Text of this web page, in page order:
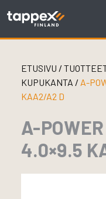
ETUSIVU /
KUPUKANTA / A-
KAA2/A2 D
A-
4.0×9.5